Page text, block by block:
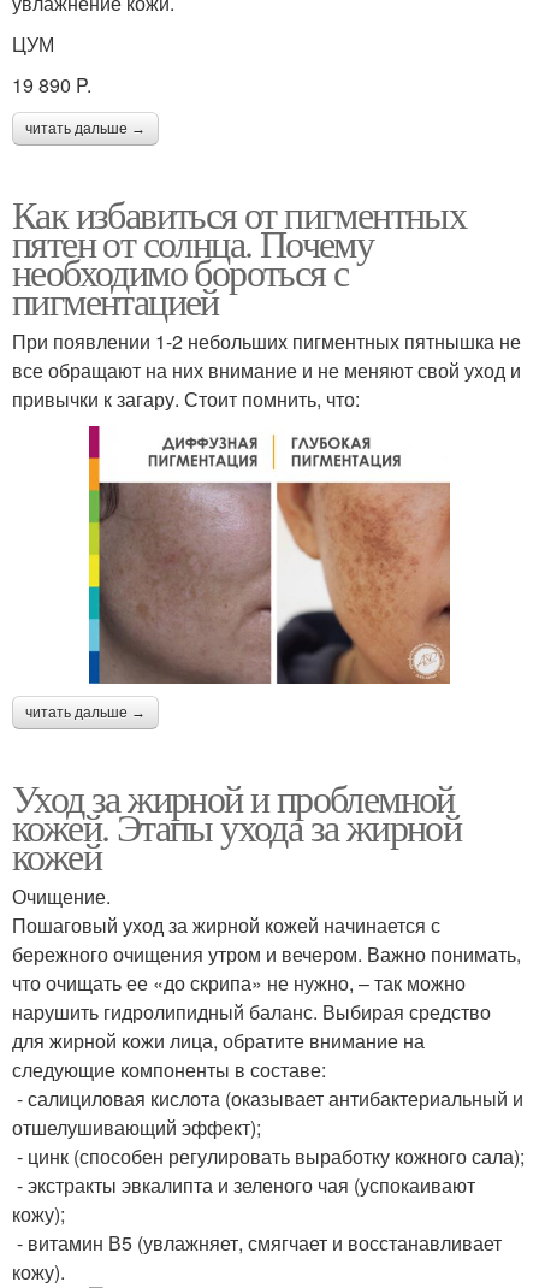
ЦУМ
19 890 P.
читать дальше →
Как избавиться от пигментных
пятен от солнца. Почему
необходимо бороться с
пигментацией
При появлении 1-2 небольших пигментных пятнышка не
все обращают на них внимание и не меняют свой уход и
привычки к загару. Стоит помнить, что:
читать дальше →
Уход за жирной и проблемной
кожей. Этапы ухода за жирной
кожей
Очищение.
Пошаговый уход за жирной кожей начинается с
бережного очищения утром и вечером. Важно понимать,
что очищать ее «до скрипа» не нужно, – так можно
нарушить гидролипидный баланс. Выбирая средство
для жирной кожи лица, обратите внимание на
следующие компоненты в составе:
- салициловая кислота (оказывает антибактериальный и
отшелушивающий эффект);
- цинк (способен регулировать выработку кожного сала);
- экстракты эвкалипта и зеленого чая (успокаивают
кожу);
- витамин В5 (увлажняет, смягчает и восстанавливает
кожу).